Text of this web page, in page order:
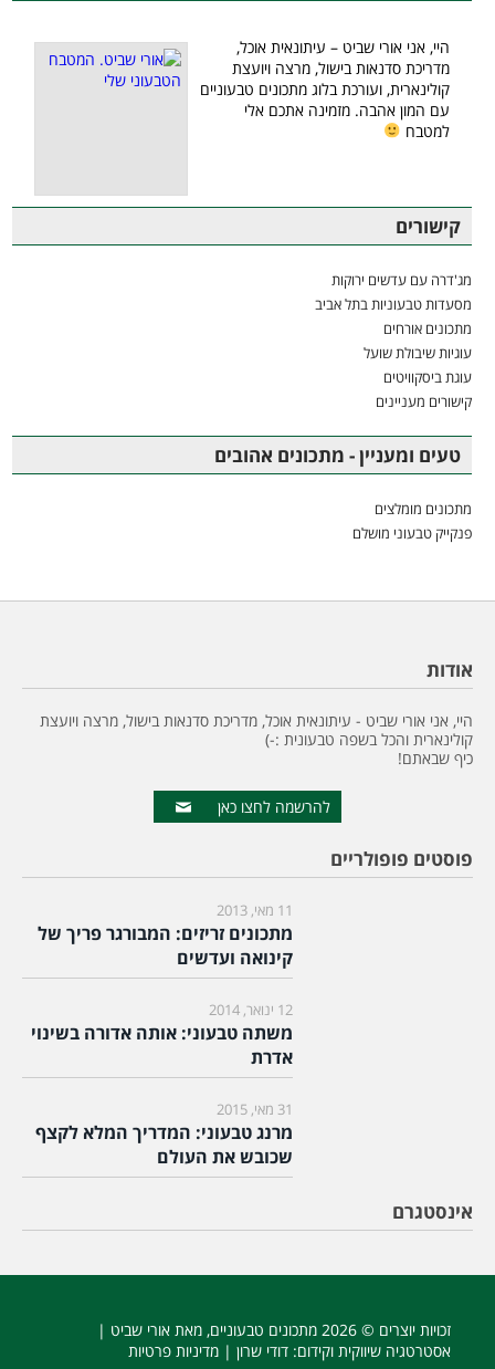
היי, אני אורי שביט – עיתונאית אוכל,
מדריכת סדנאות בישול, מרצה ויועצת
קולינארית, ועורכת בלוג מתכונים טבעוניים
עם המון אהבה. מזמינה אתכם אלי
למטבח
קישורים
מג'דרה עם עדשים ירוקות
מסעדות טבעוניות בתל אביב
מתכונים אורחים
עוגיות שיבולת שועל
עוגת ביסקוויטים
קישורים מעניינים
טעים ומעניין - מתכונים אהובים
מתכונים מומלצים
פנקייק טבעוני מושלם
אודות
היי, אני אורי שביט - עיתונאית אוכל, מדריכת סדנאות בישול, מרצה ויועצת
קולינארית והכל בשפה טבעונית :-)
כיף שבאתם!
להרשמה לחצו כאן
פוסטים פופולריים
11 מאי, 2013
מתכונים זריזים: המבורגר פריך של
קינואה ועדשים
12 ינואר, 2014
משתה טבעוני: אותה אדורה בשינוי
אדרת
31 מאי, 2015
מרנג טבעוני: המדריך המלא לקצף
שכובש את העולם
אינסטגרם
זכויות יוצרים © 2026 מתכונים טבעוניים, מאת אורי שביט |
אסטרטגיה שיווקית וקידום: דודי שרון | מדיניות פרטיות